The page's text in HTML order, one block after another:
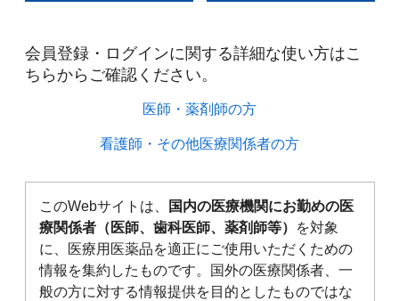
会員登録・ログインに関する詳細な使い方はこ
ちらからご確認ください。​
医師・薬剤師の方​
看護師・その他医療関係者の方​
このWebサイトは、
国内の医療機関にお勤めの医
療関係者（医師、歯科医師、薬剤師等）
を対象
に、医療用医薬品を適正にご使用いただくための
情報を集約したものです。国外の医療関係者、一
般の方に対する情報提供を目的としたものではな